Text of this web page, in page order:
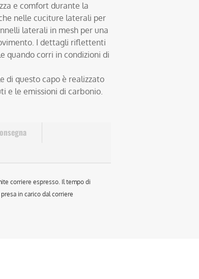
e comfort durante la
nelle cuciture laterali per
laterali in mesh per una
I dettagli riflettenti
quando corri in condizioni di
di questo capo è realizzato
e le emissioni di carbonio.
corriere espresso. Il tempo di
in carico dal corriere